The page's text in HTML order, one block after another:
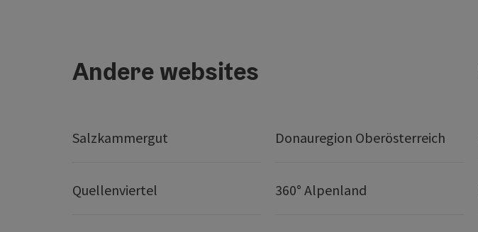
Andere websites
Salzkammergut Donauregion Oberösterreich
Quellenviertel 360° Alpenland